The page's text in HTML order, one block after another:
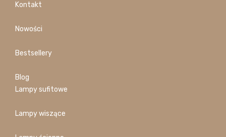
Kontakt
Nowości
Bestsellery
Blog
Lampy sufitowe
Lampy wiszące